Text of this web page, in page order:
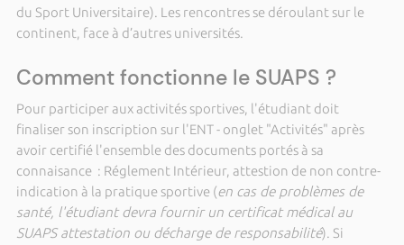
du Sport Universitaire). Les rencontres se déroulant sur le
continent, face à d’autres universités.
Comment fonctionne le SUAPS ?
Pour participer aux activités sportives, l'étudiant doit
finaliser son inscription sur l'ENT - onglet "Activités" après
avoir certifié l'ensemble des documents portés à sa
connaisance : Réglement Intérieur, attestion de non contre-
indication à la pratique sportive (en cas de problèmes de
santé, l'étudiant devra fournir un certificat médical au
SUAPS attestation ou décharge de responsabilité). Si